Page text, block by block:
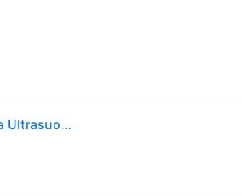
Panasonic EW-DJ66-A303 Serie 600 Irrigatore Orale a Ultrasuoni 200ml IPX7 5 Livelli di Pressione 2 Ugelli colore Blu Marino